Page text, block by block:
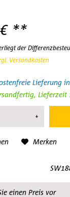
**
der
Versandkosten
Lieferung
Lieferzeit
Merken
einen Preis vor